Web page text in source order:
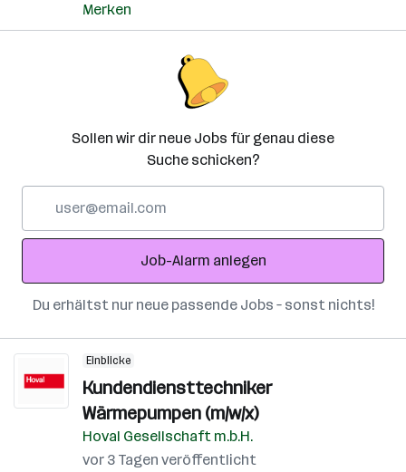
Merken
Sollen wir dir neue Jobs für genau diese
Suche schicken?
Adresse
Job-Alarm anlegen
Du erhältst nur neue passende Jobs – sonst nichts!
Einblicke
Kundendiensttechniker
Wärmepumpen (m/w/x)
Hoval Gesellschaft m.b.H.
vor 3 Tagen veröffentlicht